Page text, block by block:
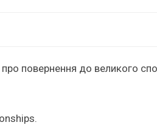
повернення до великого